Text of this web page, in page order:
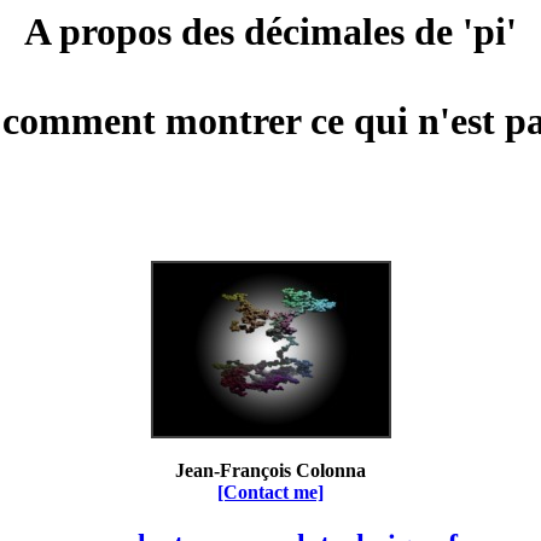
A propos des décimales de 'pi'
montrer ce qui n'est
Jean-François Colonna
[Contact me]